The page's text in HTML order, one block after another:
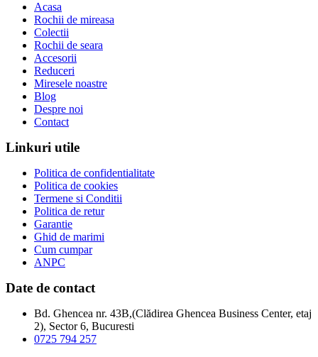
Acasa
Rochii de mireasa
Colectii
Rochii de seara
Accesorii
Reduceri
Miresele noastre
Blog
Despre noi
Contact
Linkuri utile
Politica de confidentialitate
Politica de cookies
Termene si Conditii
Politica de retur
Garantie
Ghid de marimi
Cum cumpar
ANPC
Date de contact
Bd. Ghencea nr. 43B,(Clădirea Ghencea Business Center, etaj
2), Sector 6, Bucuresti
0725 794 257